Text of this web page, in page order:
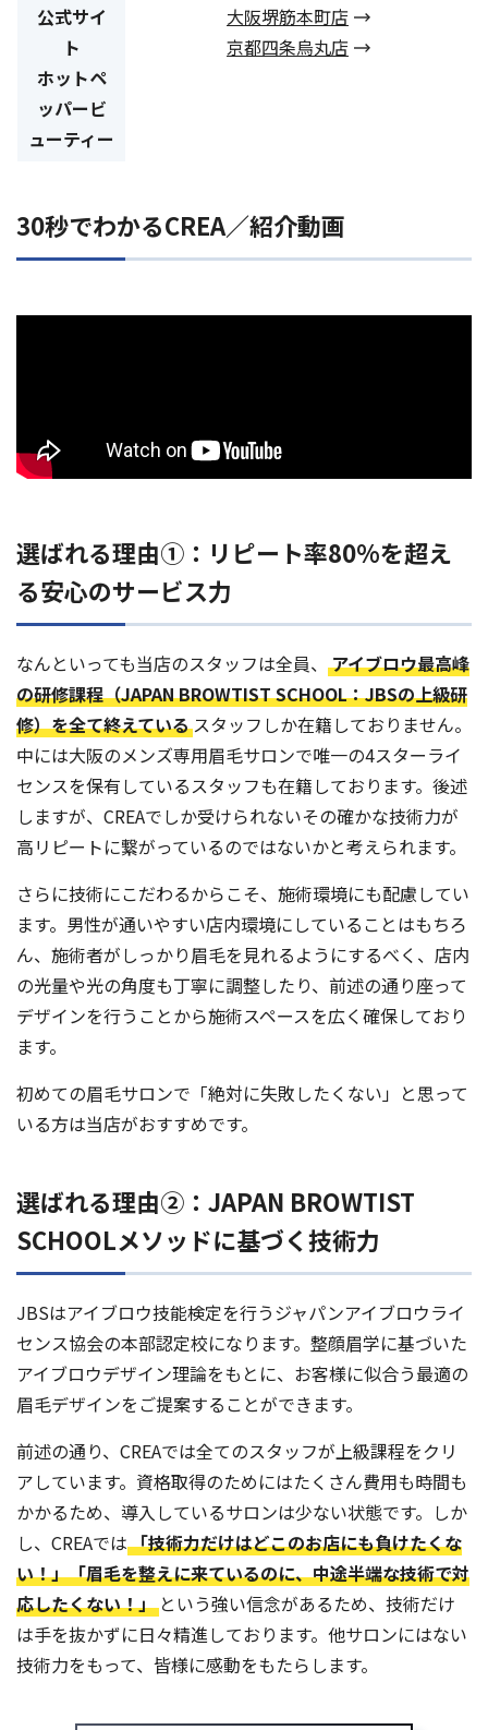
公式サイ
ト
ホットペ
ッパービ
ューティー
大阪堺筋本町店
京都四条烏丸店
30秒でわかるCREA／紹介動画
選ばれる理由①：リピート率80%を超え
る安心のサービス力
なんといっても当店のスタッフは全員、 アイブロウ最高峰
の研修課程（JAPAN BROWTIST SCHOOL：JBSの上級研
修）を全て終えているスタッフしか在籍しておりません。
中には大阪のメンズ専用眉毛サロンで唯一の4スターライ
センスを保有しているスタッフも在籍しております。後述
しますが、CREAでしか受けられないその確かな技術力が
高リピートに繋がっているのではないかと考えられます。
さらに技術にこだわるからこそ、施術環境にも配慮してい
ます。男性が通いやすい店内環境にしていることはもちろ
ん、施術者がしっかり眉毛を見れるようにするべく、店内
の光量や光の角度も丁寧に調整したり、前述の通り座って
デザインを行うことから施術スペースを広く確保しており
ます。
初めての眉毛サロンで「絶対に失敗したくない」と思って
いる方は当店がおすすめです。
選ばれる理由②：JAPAN BROWTIST
SCHOOLメソッドに基づく技術力
JBSはアイブロウ技能検定を行うジャパンアイブロウライ
センス協会の本部認定校になります。整顔眉学に基づいた
アイブロウデザイン理論をもとに、お客様に似合う最適の
眉毛デザインをご提案することができます。
前述の通り、CREAでは全てのスタッフが上級課程をクリ
アしています。資格取得のためにはたくさん費用も時間も
かかるため、導入しているサロンは少ない状態です。しか
し、CREAでは「技術力だけはどこのお店にも負けたくな
い！」「眉毛を整えに来ているのに、中途半端な技術で対
応したくない！」 という強い信念があるため、技術だけ
は手を抜かずに日々精進しております。他サロンにはない
技術力をもって、皆様に感動をもたらします。